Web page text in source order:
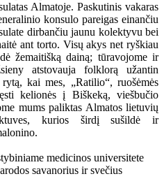
Almatoje. Paskutinis vakaras
konsulo pareigas einančiu
dirbančiu jaunu kolektyvu bei
ant torto. Visų akys net ryškiau
žemaitišką dainą; tūravojome ir
atstovauja folklorą užantin
kai mes, „Ratilio“, ruošėmės
kelionės į Biškeką, viešbučio
mums paliktas Almatos lietuvių
kurios širdį sušildė ir